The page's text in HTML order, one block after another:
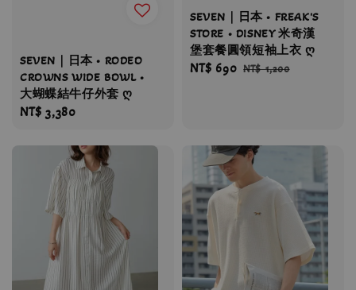
SEVEN｜日本 • RODEO
CROWNS WIDE BOWL •
大蝴蝶結牛仔外套 ღ
Regular
NT$ 3,380
SEVEN｜日本 • FREAK'S
STORE • DISNEY 米奇漢
堡套餐圓領短袖上衣 ღ
Sale
NT$ 690 Regular
NT$ 1,200